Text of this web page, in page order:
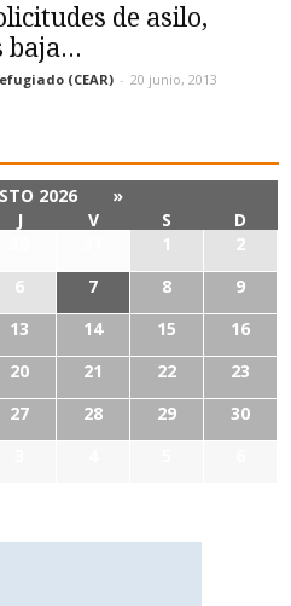
de asilo,
(CEAR) - 20 junio, 2013
2026
»
J V S
D
1
2
6 7 8
9
13 14 15
16
20 21 22
23
27 28 29
30